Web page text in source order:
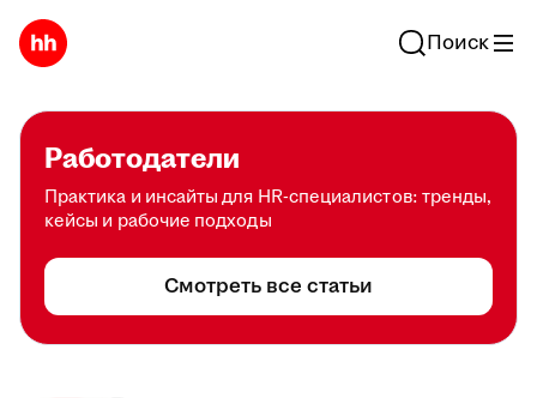
Поиск
Работодатели
Практика и инсайты для HR-специалистов: тренды,
кейсы и рабочие подходы
Смотреть все статьи